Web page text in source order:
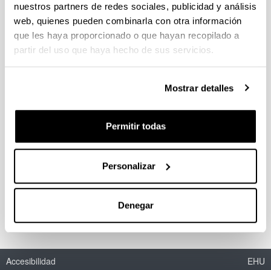
nuestros partners de redes sociales, publicidad y análisis
web, quienes pueden combinarla con otra información
que les haya proporcionado o que hayan recopilado a
partir del uso que haya hecho de sus servicios.
Mostrar detalles
Permitir todas
Personalizar
Denegar
S-adenosylmethione is a driver of
lipid and lipoprotein metabolism
Doctorando/a:
Maite Martinez Uña
Personas encargadas de la dirección:
Patricia Aspichueta
Doctorado internacional
Accesibilidad EHU